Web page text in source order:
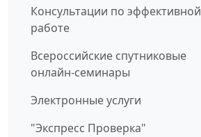
Консультации по эффективной
работе
Всероссийские спутниковые
онлайн-семинары
Электронные услуги
"Экспресс Проверка"